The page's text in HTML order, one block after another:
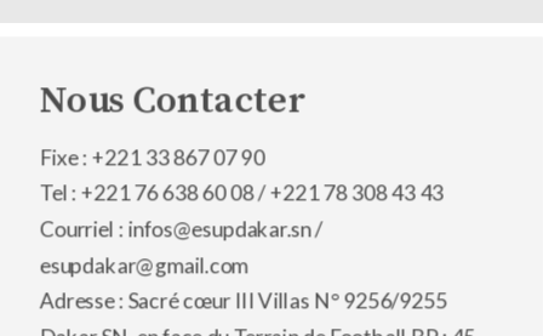
Nous Contacter
Fixe : +221 33 867 07 90
Tel : +221 76 638 60 08 /+221 78 308 43 43
Courriel : infos@esupdakar.sn /
esupdakar@gmail.com
Adresse : Sacré cœur III Villas N° 9256/9255